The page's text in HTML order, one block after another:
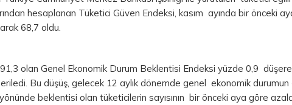
hesaplanan Tüketici Güven Endeksi, kasım ayında bir önceki
68,7 oldu.
olan Genel Ekonomik Durum Beklentisi Endeksi yüzde 0,9
Bu düşüş, gelecek 12 aylık dönemde genel ekonomik durumun
beklentisi olan tüketicilerin sayısının bir önceki aya göre